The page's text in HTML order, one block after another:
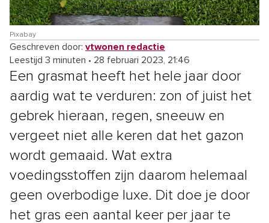
Pixabay
Geschreven door: vtwonen redactie
Leestijd 3 minuten • 28 februari 2023, 21:46
Een grasmat heeft het hele jaar door
aardig wat te verduren: zon of juist het
gebrek hieraan, regen, sneeuw en
vergeet niet alle keren dat het gazon
wordt gemaaid. Wat extra
voedingsstoffen zijn daarom helemaal
geen overbodige luxe. Dit doe je door
het gras een aantal keer per jaar te